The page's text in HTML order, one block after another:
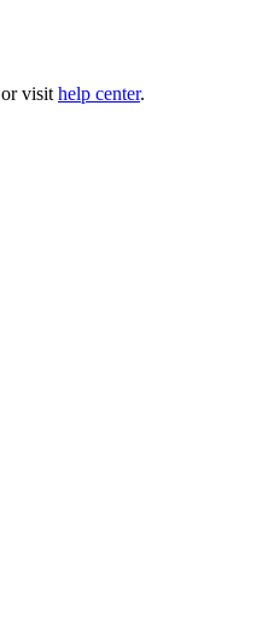
or visit help center.